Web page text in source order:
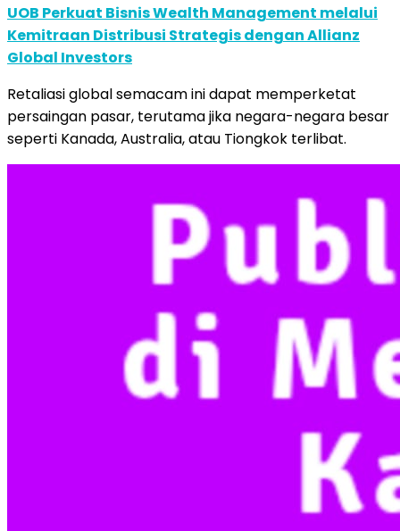
UOB Perkuat Bisnis Wealth Management melalui
Kemitraan Distribusi Strategis dengan Allianz
Global Investors
Retaliasi global semacam ini dapat memperketat
persaingan pasar, terutama jika negara-negara besar
seperti Kanada, Australia, atau Tiongkok terlibat.